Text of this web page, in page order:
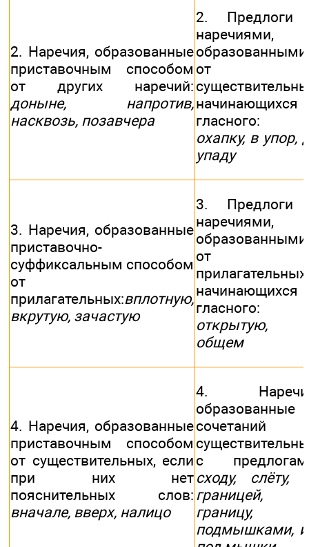
2. Наречия, образованные
приставочным способом
от других наречий:
доныне, напротив,
насквозь, позавчера
2. Предлоги
наречиями,
образованными
от
начинающихся
охапку, в упор,
упаду
3. Наречия, образованные
приставочно-
суффиксальным способом
от
прилагательных:вплотную,
вкрутую, зачастую
3. Предлоги
наречиями,
образованными
от
прилагательных,
начинающихся
открытую,
общем
4. Наречия, образованные
приставочным способом
от существительных, если
при них нет
пояснительных слов:
вначале, вверх, налицо
4.
образованные
сочетаний
с
сходу, слёту,
границей,
границу,
подмышками,